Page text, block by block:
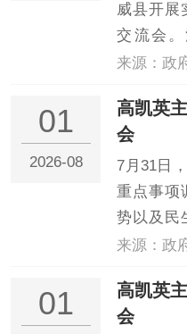
威县开展
交流会
院、科学
加座谈，
教育局、
县科协等
来源：政
01
2026-08
高凯英
会
7月31日
重点事项
势以及民
汇报，安
利益、事
门要牢固
来源：政
01
高凯英
会